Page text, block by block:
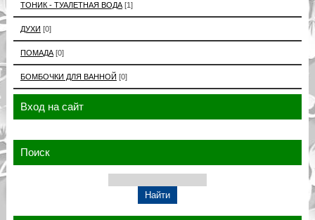
ТОНИК - ТУАЛЕТНАЯ ВОДА [1]
ДУХИ [0]
ПОМАДА [0]
БОМБОЧКИ ДЛЯ ВАННОЙ [0]
Вход на сайт
Поиск